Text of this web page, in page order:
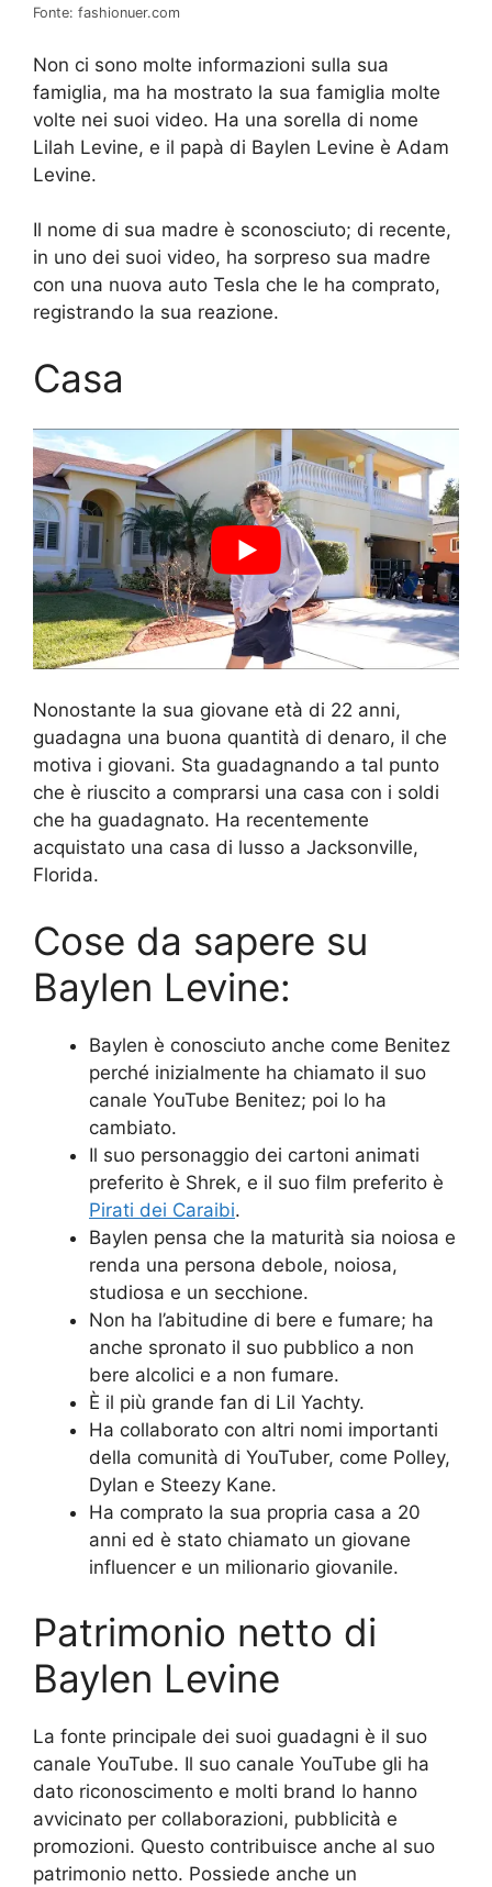
Fonte: fashionuer.com
Non ci sono molte informazioni sulla sua
famiglia, ma ha mostrato la sua famiglia molte
volte nei suoi video. Ha una sorella di nome
Lilah Levine, e il papà di Baylen Levine è Adam
Levine.
Il nome di sua madre è sconosciuto; di recente,
in uno dei suoi video, ha sorpreso sua madre
con una nuova auto Tesla che le ha comprato,
registrando la sua reazione.
Casa
Nonostante la sua giovane età di 22 anni,
guadagna una buona quantità di denaro, il che
motiva i giovani. Sta guadagnando a tal punto
che è riuscito a comprarsi una casa con i soldi
che ha guadagnato. Ha recentemente
acquistato una casa di lusso a Jacksonville,
Florida.
Cose da sapere su
Baylen Levine:
Baylen è conosciuto anche come Benitez
perché inizialmente ha chiamato il suo
canale YouTube Benitez; poi lo ha
cambiato.
Il suo personaggio dei cartoni animati
preferito è Shrek, e il suo film preferito è
Pirati dei Caraibi.
Baylen pensa che la maturità sia noiosa e
renda una persona debole, noiosa,
studiosa e un secchione.
Non ha l’abitudine di bere e fumare; ha
anche spronato il suo pubblico a non
bere alcolici e a non fumare.
È il più grande fan di Lil Yachty.
Ha collaborato con altri nomi importanti
della comunità di YouTuber, come Polley,
Dylan e Steezy Kane.
Ha comprato la sua propria casa a 20
anni ed è stato chiamato un giovane
influencer e un milionario giovanile.
Patrimonio netto di
Baylen Levine
La fonte principale dei suoi guadagni è il suo
canale YouTube. Il suo canale YouTube gli ha
dato riconoscimento e molti brand lo hanno
avvicinato per collaborazioni, pubblicità e
promozioni. Questo contribuisce anche al suo
patrimonio netto. Possiede anche un